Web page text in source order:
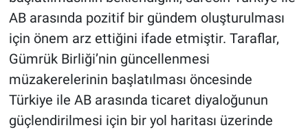
AB arasında pozitif bir gündem oluşturulması
için önem arz ettiğini ifade etmiştir. Taraflar,
Gümrük Birliği’nin güncellenmesi
müzakerelerinin başlatılması öncesinde
Türkiye ile AB arasında ticaret diyaloğunun
güçlendirilmesi için bir yol haritası üzerinde